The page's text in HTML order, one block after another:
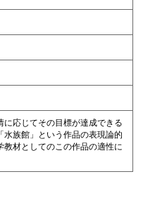
応じてその目標が達成できる
族館」という作品の表現論的
材としてのこの作品の適性に